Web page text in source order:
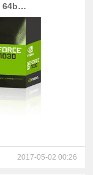
天灭核显！ GT1030参数曝光：384CUDA、64bit、2GB
2017-05-02 00:26